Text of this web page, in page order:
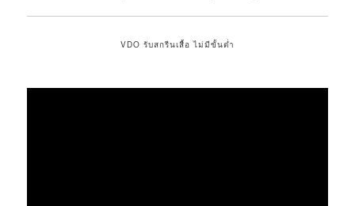
VDO รับสกรีนเสื้อ ไม่มีขั้นต่ำ